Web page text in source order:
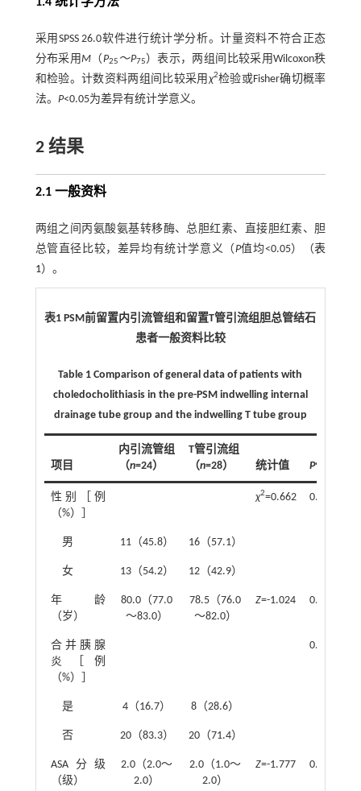
采用SPSS 26.0软件进行统计学分析。计量资料不符合正态
分布采用M （P25 ～P75）表示，两组间比较采用Wilcoxon秩
和检验。计数资料两组间比较采用 χ2检验或Fisher确切概率
法。 P<0.05为差异有统计学意义。
2 结果
2.1 一般资料
两组之间丙氨酸氨基转移酶、总胆红素、直接胆红素、胆
总管直径比较，差异均有统计学意义（P值均<0.05）（表
1）。
表1 PSM前留置内引流管组和留置T管引流组胆总管结石
患者一般资料比较
Table 1 Comparison of general data of patients with
choledocholithiasis in the pre-PSM indwelling internal
drainage tube group and the indwelling T tube group
项目
内引流管组
（n=24）
T管引流组
（n=28） 统计值 P值
性别［例
（%）］
χ2=0.662 0.416
男 11（45.8） 16（57.1）
女 13（54.2） 12（42.9）
年龄
（岁）
80.0（77.0
～83.0）
78.5（76.0
～82.0）
Z=-1.024 0.306
合并胰腺
炎［例
（%）］
0.346
是 4（16.7） 8（28.6）
否 20（83.3） 20（71.4）
ASA分级
（级）
2.0（2.0～
2.0）
2.0（1.0～
2.0）
Z=-1.777 0.076